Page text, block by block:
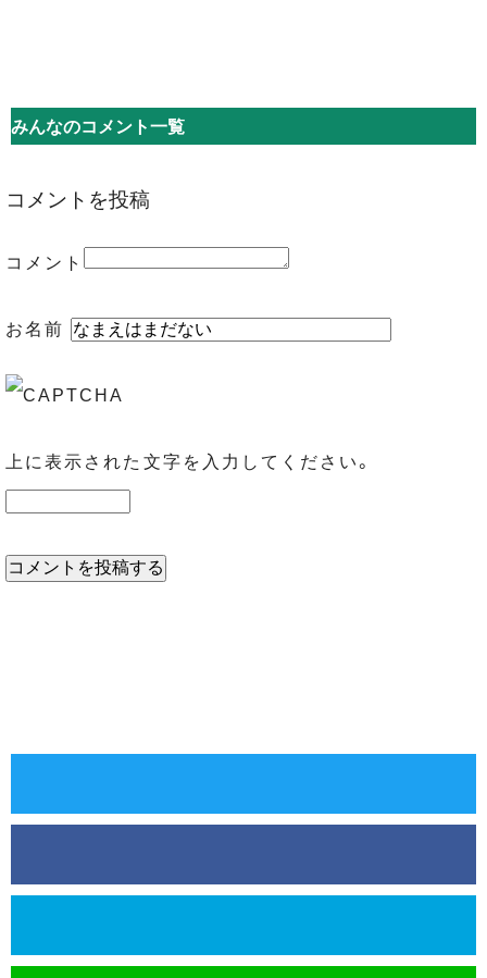
みんなのコメント一覧
コメントを投稿
コメント
お名前
上に表示された文字を入力してください。